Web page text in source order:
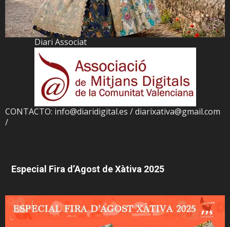
Diari Associat
CONTACTO: info@diaridigital.es / diarixativa@gmail.com
/
Especial Fira d’Agost de Xàtiva 2025